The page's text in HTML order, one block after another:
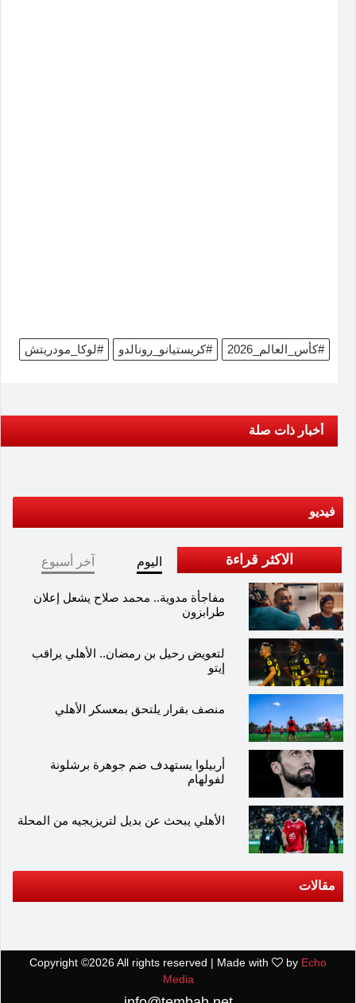
#لوكا_مودريتش #كريستيانو_رونالدو #كأس_العالم_2026
أخبار ذات صلة
فيديو
الاكثر قراءة اليوم آخر أسبوع
مفاجأة مدوية.. محمد صلاح يشعل إعلان
طرابزون
لتعويض رحيل بن رمضان.. الأهلي يراقب
إيتو
منصف بقرار يلتحق بمعسكر الأهلي
أربيلوا يستهدف ضم جوهرة برشلونة
لفولهام
الأهلي يبحث عن بديل لتريزيجيه من المحلة
مقالات
Copyright ©2026 All rights reserved | Made with by Echo
Media